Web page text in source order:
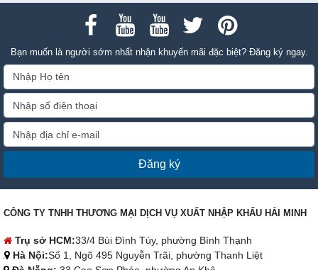
Bạn muốn là người sớm nhất nhận khuyến mãi đặc biệt? Đăng ký ngay.
Đăng ký
CÔNG TY TNHH THƯƠNG MẠI DỊCH VỤ XUẤT NHẬP KHẨU HẢI MINH
Trụ sở HCM:33/4 Bùi Đình Túy, phường Bình Thạnh
Hà Nội:Số 1, Ngõ 495 Nguyễn Trãi, phường Thanh Liệt